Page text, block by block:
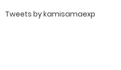
Tweets by kamisamaexp